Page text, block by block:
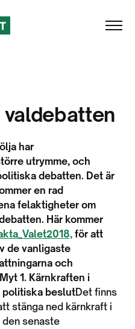
har
utrymme, och
debatten. Det är
en rad
felaktigheter om
Här kommer
för att
de vanligaste
och
Myt 1. Kärnkraften i
politiska beslutDet finns
stänga ned kärnkraft i
senaste